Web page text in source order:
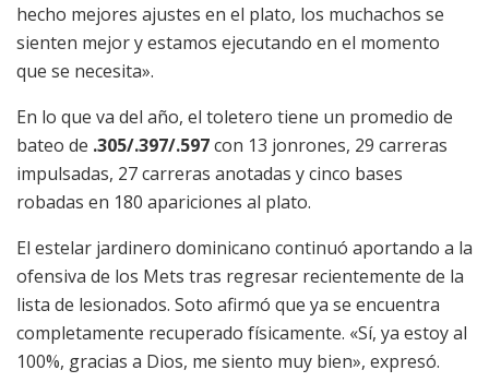
hecho mejores ajustes en el plato, los muchachos se
sienten mejor y estamos ejecutando en el momento
que se necesita».
En lo que va del año, el toletero tiene un promedio de
bateo de .305/.397/.597con 13 jonrones, 29 carreras
impulsadas, 27 carreras anotadas y cinco bases
robadas en 180 apariciones al plato.
El estelar jardinero dominicano continuó aportando a la
ofensiva de los Mets tras regresar recientemente de la
lista de lesionados. Soto afirmó que ya se encuentra
completamente recuperado físicamente. «Sí, ya estoy al
100%, gracias a Dios, me siento muy bien», expresó.